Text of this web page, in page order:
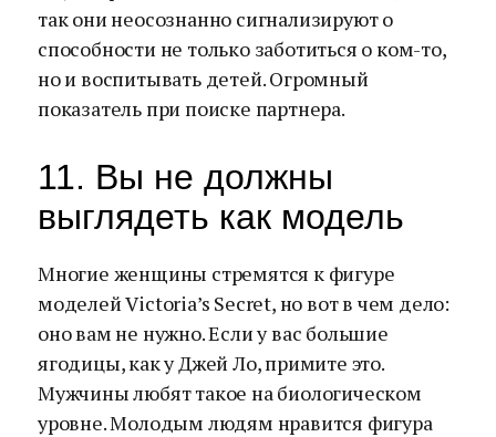
так они неосознанно сигнализируют о
способности не только заботиться о ком-то,
но и воспитывать детей. Огромный
показатель при поиске партнера.
11. Вы не должны
выглядеть как модель
Многие женщины стремятся к фигуре
моделей Victoria’s Secret, но вот в чем дело:
оно вам не нужно. Если у вас большие
ягодицы, как у Джей Ло, примите это.
Мужчины любят такое на биологическом
уровне. Молодым людям нравится фигура